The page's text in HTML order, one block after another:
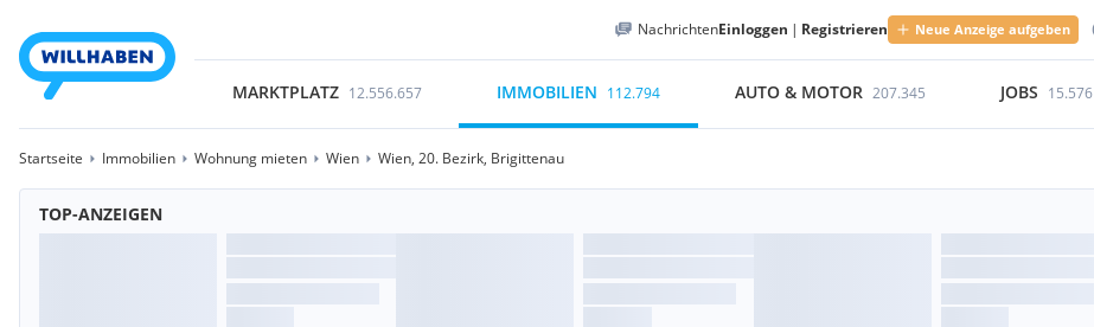
NachrichtenEinloggen | Registrieren Neue Anzeige aufgeben
MARKTPLATZ 12.556.657 IMMOBILIEN 112.794 AUTO & MOTOR 207.345 JOBS 15.576
Startseite Immobilien Wohnung mieten Wien Wien, 20. Bezirk, Brigittenau
TOP-ANZEIGEN